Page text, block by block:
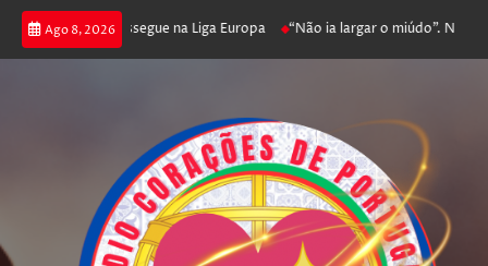
Ago 8, 2026
poker e prossegue na Liga Europa “Não ia largar o miúdo”. Nadador-